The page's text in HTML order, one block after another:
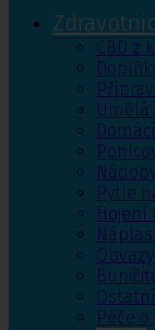
CBD z
Umělá
Pytle
Hojení
Péče o